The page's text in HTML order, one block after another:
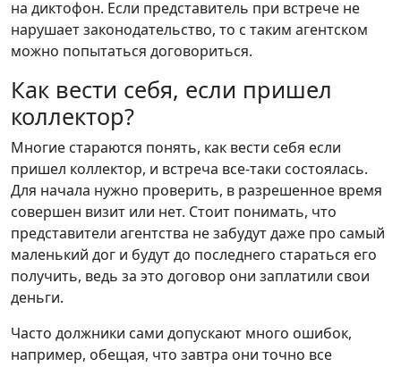
на диктофон. Если представитель при встрече не
нарушает законодательство, то с таким агентском
можно попытаться договориться.
Как вести себя, если пришел
коллектор?
Многие стараются понять, как вести себя если
пришел коллектор, и встреча все-таки состоялась.
Для начала нужно проверить, в разрешенное время
совершен визит или нет. Стоит понимать, что
представители агентства не забудут даже про самый
маленький дог и будут до последнего стараться его
получить, ведь за это договор они заплатили свои
деньги.
Часто должники сами допускают много ошибок,
например, обещая, что завтра они точно все